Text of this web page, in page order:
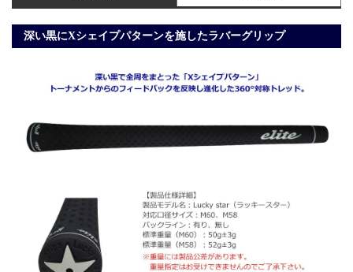
深い黒にXシェイプパターンを施したラバーグリップ